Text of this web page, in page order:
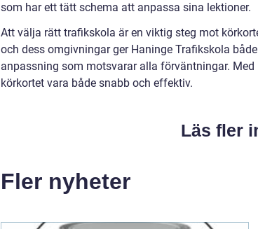
som har ett tätt schema att anpassa sina lektioner.
Att välja rätt trafikskola är en viktig steg mot
och dess omgivningar ger Haninge Trafikskola
anpassning som motsvarar alla förväntningar.
körkortet vara både snabb och effektiv.
Läs fler
Fler nyheter